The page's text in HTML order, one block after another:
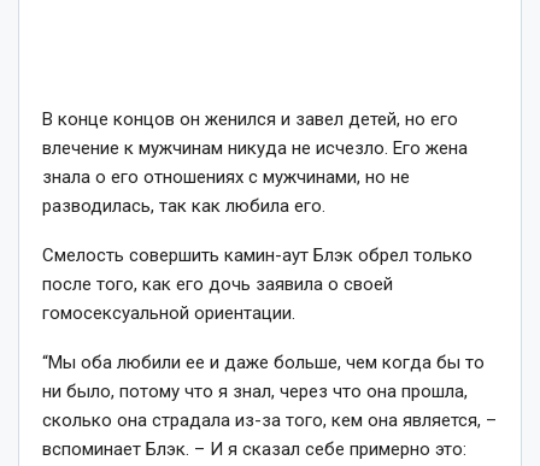
В конце концов он женился и завел детей, но его
влечение к мужчинам никуда не исчезло. Его жена
знала о его отношениях с мужчинами, но не
разводилась, так как любила его.
Смелость совершить камин-аут Блэк обрел только
после того, как его дочь заявила о своей
гомосексуальной ориентации.
“Мы оба любили ее и даже больше, чем когда бы то
ни было, потому что я знал, через что она прошла,
сколько она страдала из-за того, кем она является, –
вспоминает Блэк. – И я сказал себе примерно это: